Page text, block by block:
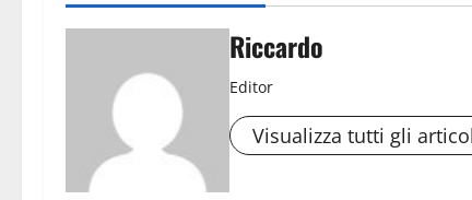
Riccardo
Editor
Visualizza tutti gli